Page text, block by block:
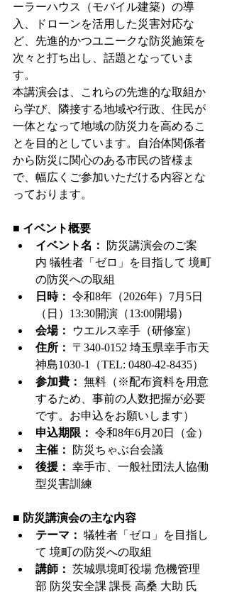
ーラーハウス（モバイル建築）の導
入、ドローンを活用した災害対応な
ど、先進的かつユニークな防災施策を
次々と打ち出し、話題となっていま
す。
本講演会は、これらの先進的な取組か
ら学び、隣接する地域や行政、住民が
一体となって地域の防災力を高めるこ
とを目的としています。自治体関係者
から防災に関心のある市民の皆様ま
で、幅広くご参加いただける内容とな
っております。
■ イベント概要
イベント名：
防災講演会のご案
内 犠牲者「ゼロ」を目指して 境町
の防災への取組
日時： 令和8年（2026年）7月5日
（日）13:30開演（13:00開場）
会場：
ウエルス幸手（研修室）
住所：
〒340-0152 埼玉県幸手市天
神島1030-1（TEL: 0480-42-8435）
参加費： 無料（※配布資料を用意
するため、事前の人数把握が必要
です。お申込をお願いします）
申込期限： 令和8年6月20日（金）
主催：
防災ちゃぶ台会議
後援： 幸手市、一般社団法人協働
型災害訓練
■ 防災講演会の主な内容
テーマ： 犠牲者「ゼロ」を目指し
て 境町の防災への取組
講師： 茨城県境町役場 危機管理
部 防災安全課 課長 高桑 大助 氏